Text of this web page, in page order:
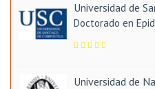
Universidad de
Doctorado en
Universidad de